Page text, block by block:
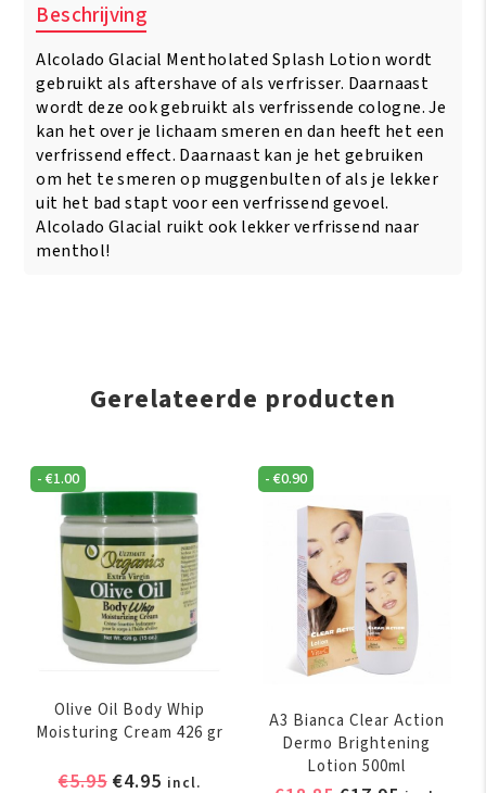
ml
aantal
Beschrijving
Alcolado Glacial Mentholated Splash Lotion wordt
gebruikt als aftershave of als verfrisser. Daarnaast
wordt deze ook gebruikt als verfrissende cologne. Je
kan het over je lichaam smeren en dan heeft het een
verfrissend effect. Daarnaast kan je het gebruiken
om het te smeren op muggenbulten of als je lekker
uit het bad stapt voor een verfrissend gevoel.
Alcolado Glacial ruikt ook lekker verfrissend naar
menthol!
Gerelateerde producten
-€1.00
Olive Oil Body Whip
Moisturing Cream 426 gr
€5.95 Oorspronkelijke
€4.95Huidige
incl.
-€0.90
A3 Bianca Clear Action
Dermo Brightening
Lotion 500ml